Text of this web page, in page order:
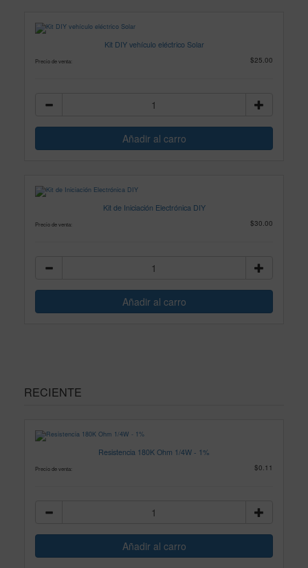
Kit DIY vehículo eléctrico Solar
Precio de venta: $25.00
Kit de Iniciación Electrónica DIY
Precio de venta: $30.00
RECIENTE
Resistencia 180K Ohm 1/4W - 1%
Precio de venta: $0.11